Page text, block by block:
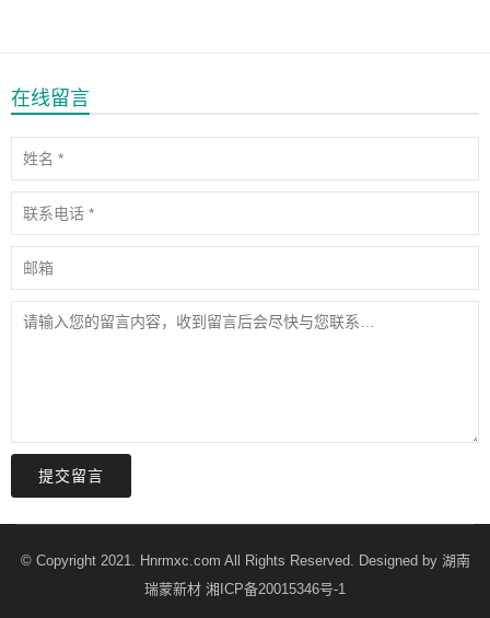
在线留言
提交留言
© Copyright 2021. Hnrmxc.com All Rights Reserved. Designed by 湖南
瑞蒙新材 湘ICP备20015346号-1